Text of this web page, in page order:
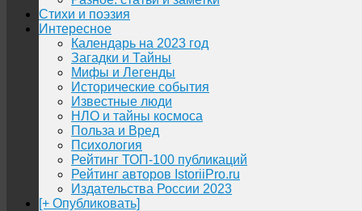
Стихи и поэзия
Интересное
Календарь на 2023 год
Загадки и Тайны
Мифы и Легенды
Исторические события
Известные люди
НЛО и тайны космоса
Польза и Вред
Психология
Рейтинг ТОП-100 публикаций
Рейтинг авторов IstoriiPro.ru
Издательства России 2023
[+ Опубликовать]